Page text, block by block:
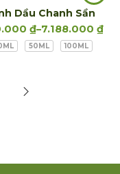
Dầu Chanh Sần
₫–7.188.000 ₫
50ML 100ML